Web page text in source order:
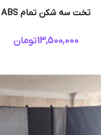
تخت سه شکن تمام ABS
13,500,000تومان